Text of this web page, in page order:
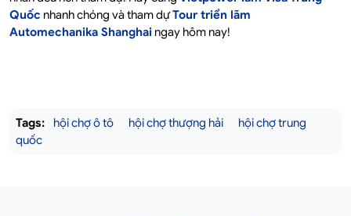
Quốc nhanh chóng và tham dựTour triển lãm
Automechanika Shanghai ngay hôm nay!
Tags: hội chợ ô tô hội chợ thượng hải
hội chợ trung
quốc